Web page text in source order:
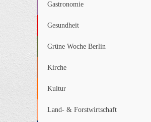
Gastronomie
Gesundheit
Grüne Woche Berlin
Kirche
Kultur
Land- & Forstwirtschaft